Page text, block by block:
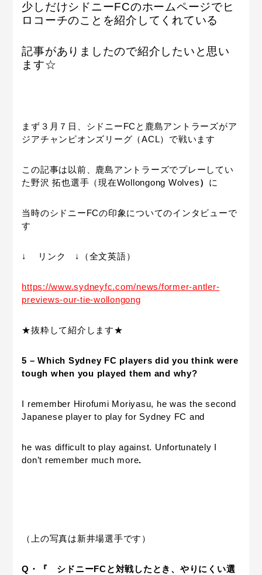
少しだけシドニーFCのホームページでヒ
ロコーチのことを紹介してくれている
記事がありましたので紹介したいと思い
ます☆
まず３月７日、シドニーFCと鹿島アントラーズがア
ジアチャンピオンズリーグ（ACL） で戦います
この記事は以前、鹿島アントラーズでプレーしてい
た野沢 拓也選手（現在Wollongong Wolves） に
当時のシドニーFCの印象についてのインタビューで
す
↓ リンク ↓（全文英語）
https://www.sydneyfc.com/news/former-antler-
previews-our-tie-wollongong
★抜粋して紹介します★
5 – Which Sydney FC players did you think were
tough when you played them and why?
I remember Hirofumi Moriyasu, he was the second
Japanese player to play for Sydney FC and
he was difficult to play against. Unfortunately I
don’t remember much more.
（上の写真は新井場選手です）
Q・『 シドニーFCと対戦したとき、やりにくい選